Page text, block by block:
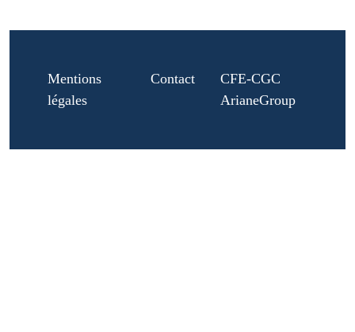
Mentions
légales
Contact
CFE-CGC
ArianeGroup